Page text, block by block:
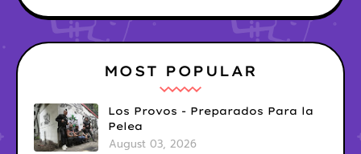
MOST POPULAR
Los Provos - Preparados Para la
Pelea
August 03, 2026